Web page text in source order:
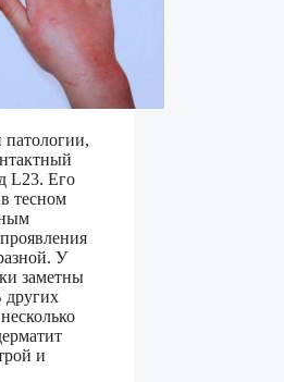
L23. Его
тесном
У
заметны
других
и